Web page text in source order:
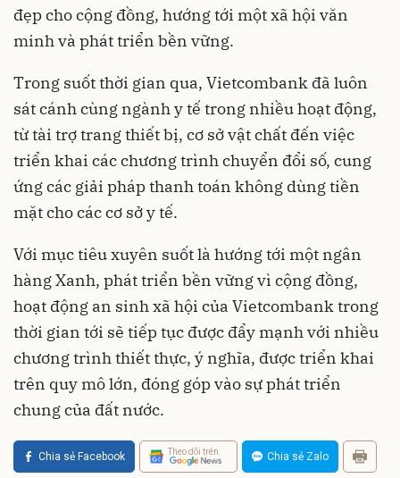
đẹp cho cộng đồng, hướng tới một xã hội văn
minh và phát triển bền vững.
Trong suốt thời gian qua, Vietcombank đã luôn
sát cánh cùng ngành y tế trong nhiều hoạt động,
từ tài trợ trang thiết bị, cơ sở vật chất đến việc
triển khai các chương trình chuyển đổi số, cung
ứng các giải pháp thanh toán không dùng tiền
mặt cho các cơ sở y tế.
Với mục tiêu xuyên suốt là hướng tới một ngân
hàng Xanh, phát triển bền vững vì cộng đồng,
hoạt động an sinh xã hội của Vietcombank trong
thời gian tới sẽ tiếp tục được đẩy mạnh với nhiều
chương trình thiết thực, ý nghĩa, được triển khai
trên quy mô lớn, đóng góp vào sự phát triển
chung của đất nước.
Chia sẻ Facebook Theo dõi trên Chia sẻ Zalo